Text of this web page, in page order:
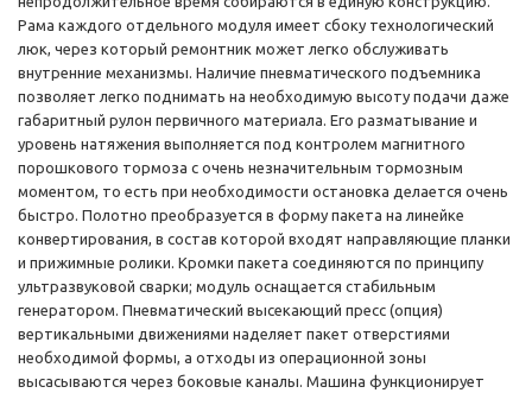
Рама каждого отдельного модуля имеет сбоку технологический
люк, через который ремонтник может легко обслуживать
внутренние механизмы. Наличие пневматического подъемника
позволяет легко поднимать на необходимую высоту подачи даже
габаритный рулон первичного материала. Его разматывание и
уровень натяжения выполняется под контролем магнитного
порошкового тормоза с очень незначительным тормозным
моментом, то есть при необходимости остановка делается очень
быстро. Полотно преобразуется в форму пакета на линейке
конвертирования, в состав которой входят направляющие планки
и прижимные ролики. Кромки пакета соединяются по принципу
ультразвуковой сварки; модуль оснащается стабильным
генератором. Пневматический высекающий пресс (опция)
вертикальными движениями наделяет пакет отверстиями
необходимой формы, а отходы из операционной зоны
высасываются через боковые каналы. Машина функционирует